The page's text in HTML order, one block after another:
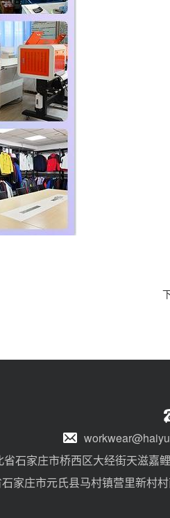
省石家庄市桥西区大经街天滋嘉
家庄市元氏县马村镇营里新村